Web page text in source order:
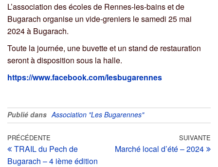
L’association des écoles de Rennes-les-bains et de
Bugarach organise un vide-greniers le samedi 25 mai
2024 à Bugarach.
Toute la journée, une buvette et un stand de restauration
seront à disposition sous la halle.
https://www.facebook.com/lesbugarennes
Publié dans Association "Les Bugarennes"
PRÉCÉDENTE
TRAIL du Pech de
Bugarach – 4 ième édition
SUIVANTE
Marché local d’été – 2024